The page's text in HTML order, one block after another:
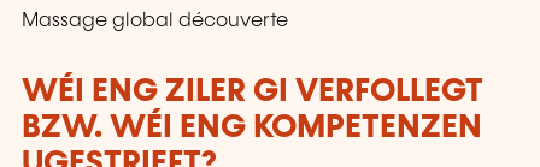
Massage global découverte
WÉI ENG ZILER GI VERFOLLEGT
BZW. WÉI ENG KOMPETENZEN